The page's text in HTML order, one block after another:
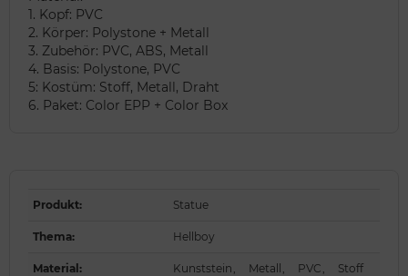
1. Kopf: PVC
2. Körper: Polystone + Metall
3. Zubehör: PVC, ABS, Metall
4. Basis: Polystone, PVC
5: Kostüm: Stoff, Metall, Draht
6. Paket: Color EPP + Color Box
Produkt: Statue
Thema: Hellboy
Material: Kunststein Metall PVC Stoff